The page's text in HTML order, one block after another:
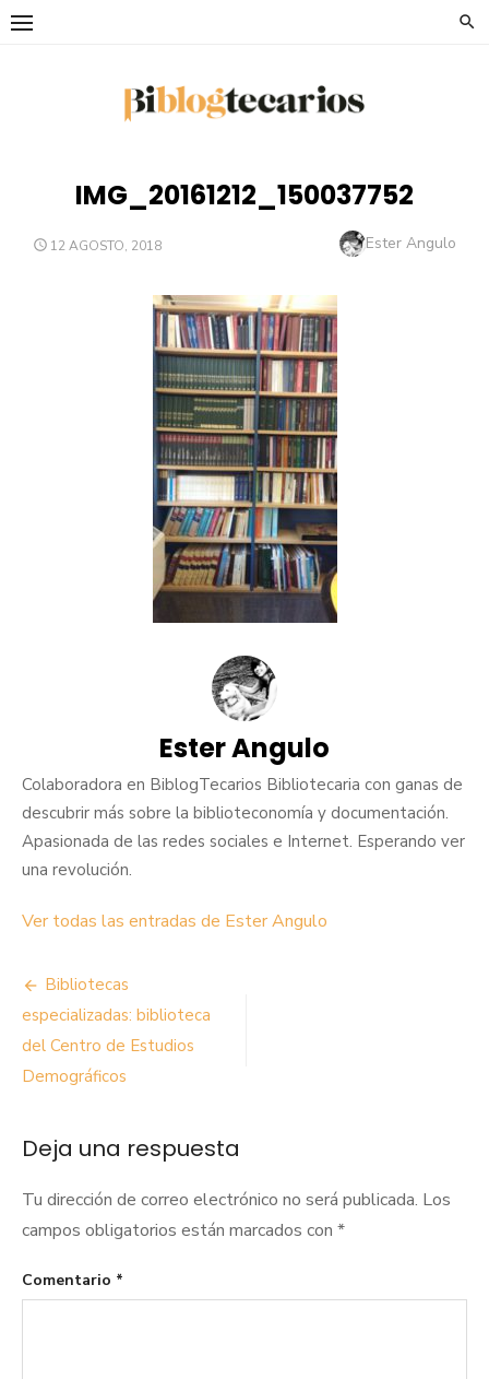
Saltar
IMG_20161212_150037752
PUBLICADO
12 AGOSTO, 2018 Autor
Ester Angulo
Ester Angulo
Colaboradora en BiblogTecarios Bibliotecaria con ganas de
descubrir más sobre la biblioteconomía y documentación.
Apasionada de las redes sociales e Internet. Esperando ver
una revolución.
Ver todas las entradas de Ester Angulo
Navegación
de
entradas
Bibliotecas
especializadas: biblioteca
del Centro de Estudios
Demográficos
Deja una respuesta
Tu dirección de correo electrónico no será publicada. Los
campos obligatorios están marcados con *
Comentario *